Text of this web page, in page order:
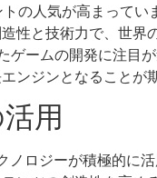
の人気が高まってい
性と技術力で、世界
ームの開発に注目
ンジンとなることが
用
ノロジーが積極的に